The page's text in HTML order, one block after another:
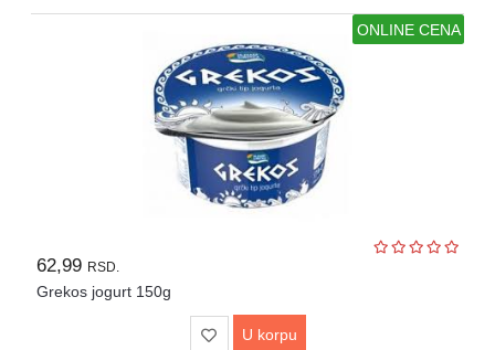
ONLINE CENA
62,99 RSD.
Grekos jogurt 150g
U korpu